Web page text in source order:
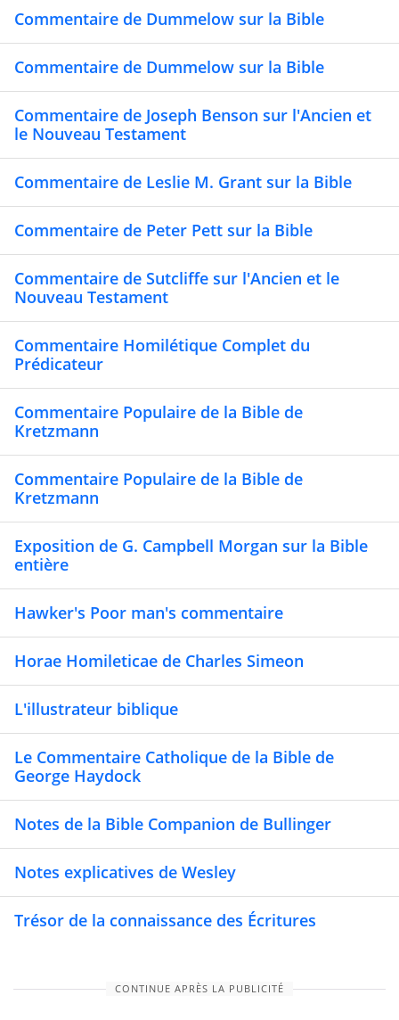
Commentaire de Dummelow sur la Bible
Commentaire de Dummelow sur la Bible
Commentaire de Joseph Benson sur l'Ancien et
le Nouveau Testament
Commentaire de Leslie M. Grant sur la Bible
Commentaire de Peter Pett sur la Bible
Commentaire de Sutcliffe sur l'Ancien et le
Nouveau Testament
Commentaire Homilétique Complet du
Prédicateur
Commentaire Populaire de la Bible de
Kretzmann
Commentaire Populaire de la Bible de
Kretzmann
Exposition de G. Campbell Morgan sur la Bible
entière
Hawker's Poor man's commentaire
Horae Homileticae de Charles Simeon
L'illustrateur biblique
Le Commentaire Catholique de la Bible de
George Haydock
Notes de la Bible Companion de Bullinger
Notes explicatives de Wesley
Trésor de la connaissance des Écritures
CONTINUE APRÈS LA PUBLICITÉ